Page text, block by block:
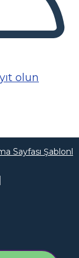
olun
Sayfası